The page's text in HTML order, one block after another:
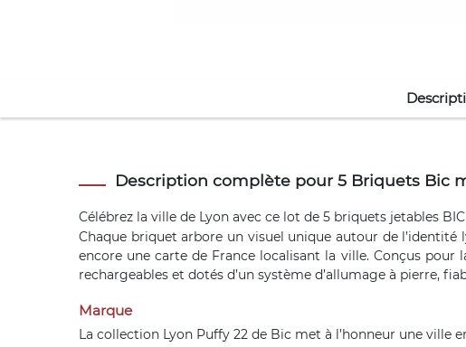
Description complète pour 5 Briquets Bic
Célébrez la ville de Lyon avec ce lot de 5 briquets jetables
Chaque briquet arbore un visuel unique autour de l’identité
encore une carte de France localisant la ville. Conçus
rechargeables et dotés d’un système d’allumage à pierre,
Marque
La collection Lyon Puffy 22 de Bic met à l’honneur une ville